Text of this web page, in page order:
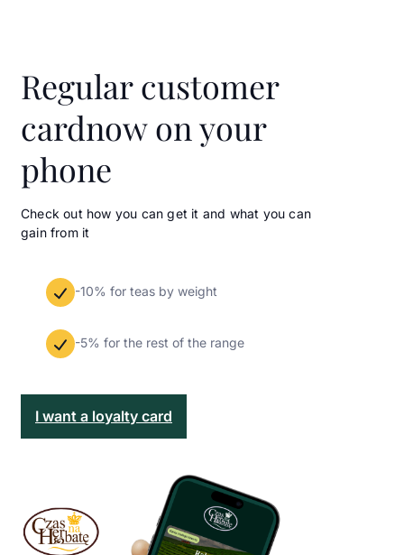
Regular customer
cardnow on your
phone
Check out how you can get it and what you can
gain from it
-10% for teas by weight
-5% for the rest of the range
I want a loyalty card